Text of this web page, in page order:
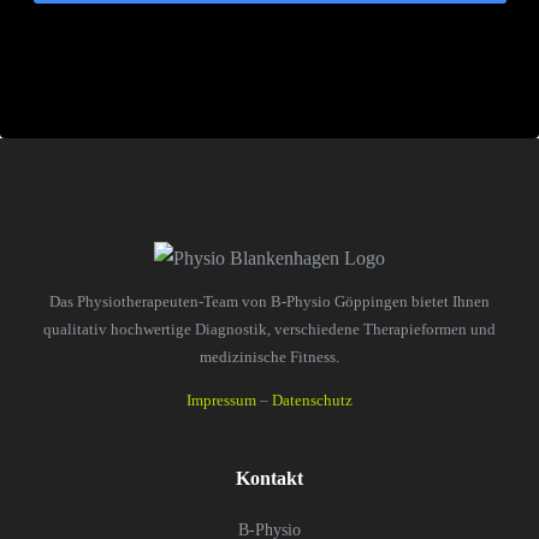
Das Physiotherapeuten-Team von B-Physio Göppingen bietet Ihnen
qualitativ hochwertige Diagnostik, verschiedene Therapieformen und
medizinische Fitness.
Impressum – Datenschutz
Kontakt
B-Physio